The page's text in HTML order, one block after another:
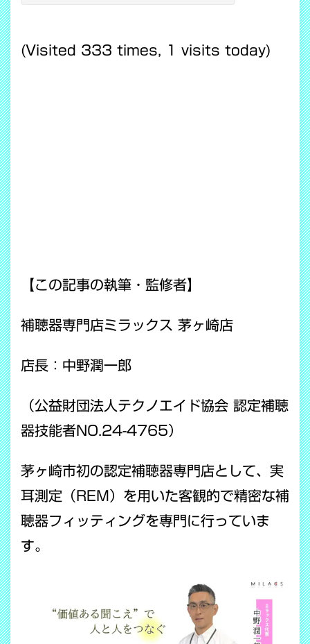
(Visited 333 times, 1 visits today)
【この記事の執筆・監修者】
補聴器専門店ミラックス 茅ヶ崎店
店長：中野潤一郎
（公益財団法人テクノエイド協会 認定補聴
器技能者NO.24-4765）
茅ヶ崎市初の認定補聴器専門店として、実
耳測定（REM）を用いた客観的で精密な補
聴器フィッティングを専門に行っていま
す。